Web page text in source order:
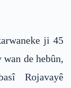
ji 45
de hebûn,
Rojavayê